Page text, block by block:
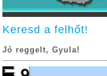
Keresd a felhőt!
Jó reggelt, Gyula!